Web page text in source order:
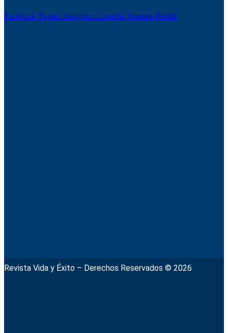
Facebook Twitter Instagram Linkedin Youtube Reddit
Revista Vida y Éxito – Derechos Reservados © 2026